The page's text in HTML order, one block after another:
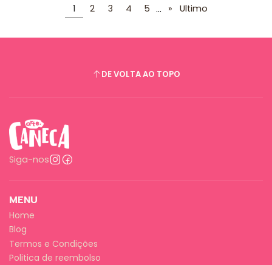
1 2 3 4 5 ... » Ultimo
DE VOLTA AO TOPO
Siga-nos
MENU
Home
Blog
Termos e Condições
Politica de reembolso